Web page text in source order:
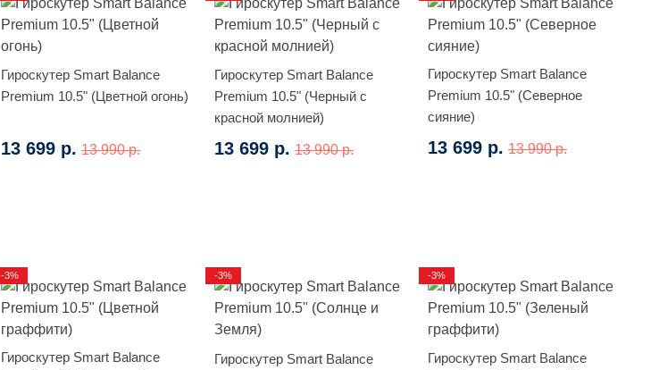
Гироскутер Smart Balance
Premium 10.5" (Цветной огонь)
13 699 р. 13 990 р.
Гироскутер Smart Balance
Premium 10.5" (Черный с
красной молнией)
13 699 р. 13 990 р.
Гироскутер Smart Balance
Premium 10.5" (Северное
сияние)
13 699 р. 13 990 р.
Гироскутер Smart Balance
-3%
Гироскутер Smart Balance
-3%
Гироскутер Smart Balance
-3%